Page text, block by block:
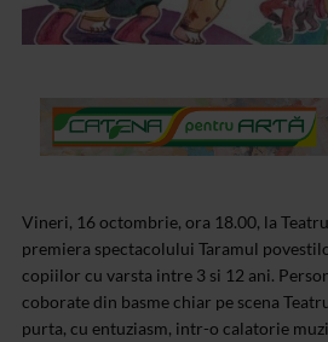
Vineri, 16 octombrie, ora 18.00, la
premiera spectacolului Taramul
copiilor cu varsta intre 3 si 12 ani.
coborate din basme chiar pe scena
purta, cu entuziasm, intr-o calatorie